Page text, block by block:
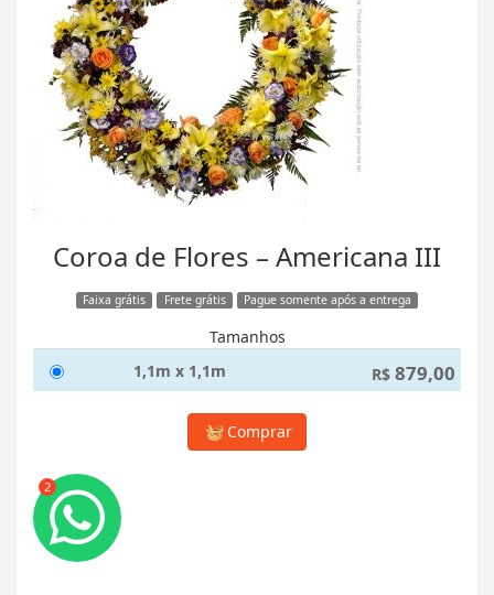
2
Coroa de Flores – Americana III
Faixa grátis Frete grátis Pague somente após a entrega
Tamanhos
1,1m x 1,1m
R$ 879,00
Comprar